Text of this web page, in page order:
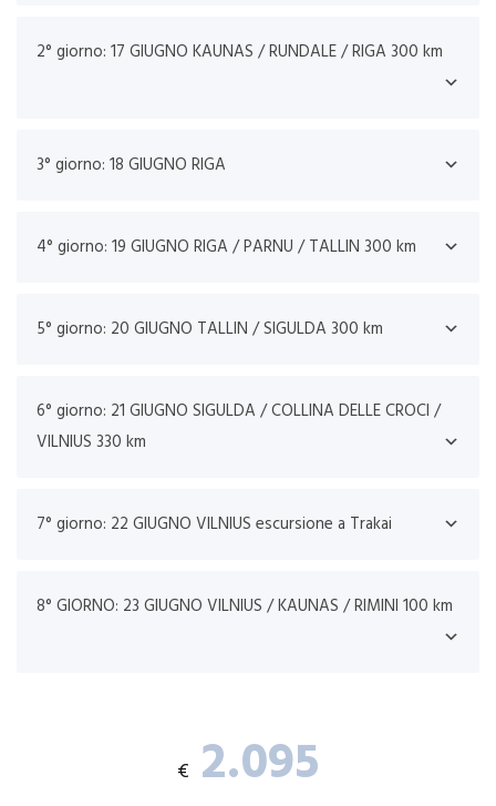
2° giorno: 17 GIUGNO KAUNAS / RUNDALE / RIGA 300 km
3° giorno: 18 GIUGNO RIGA
4° giorno: 19 GIUGNO RIGA / PARNU / TALLIN 300 km
5° giorno: 20 GIUGNO TALLIN / SIGULDA 300 km
6° giorno: 21 GIUGNO SIGULDA / COLLINA DELLE CROCI /
VILNIUS 330 km
7° giorno: 22 GIUGNO VILNIUS escursione a Trakai
8° GIORNO: 23 GIUGNO VILNIUS / KAUNAS / RIMINI 100 km
€ 2.095